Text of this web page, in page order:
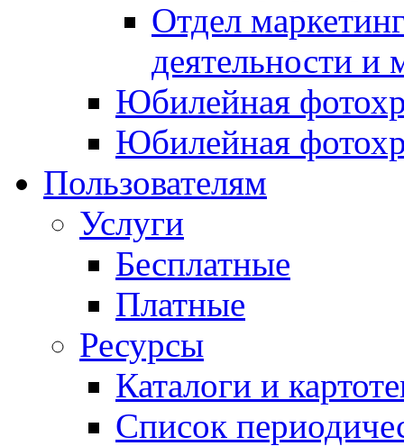
Отдел
деятельности и
Юбилейная
Юбилейная
Пользователям
Услуги
Бесплатные
Платные
Ресурсы
Каталоги и
Список